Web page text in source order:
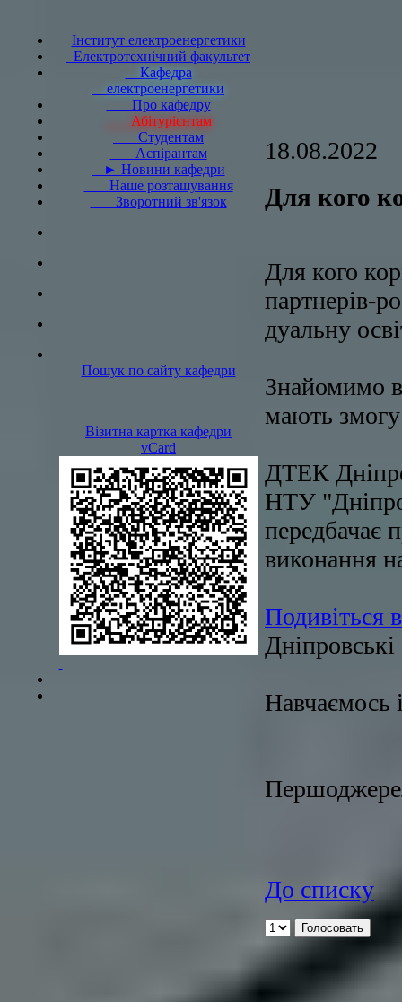
Інститут електроенергетики
Електротехнічний факультет
Кафедра
електроенергетики
Про кафедру
Абітурієнтам
Студентам
Аспірантам
► Новини кафедри
Наше розташування
Зворотний зв'язок
Пошук по сайту кафедри
Візитна картка кафедри
vCard
18.08.2022
Для кого
Для кого
партнерів-
дуальну
Знайомимо
мають змогу
ДТЕК
НТУ
передбачає
виконання
Подивіться
Навчаємось
До списку